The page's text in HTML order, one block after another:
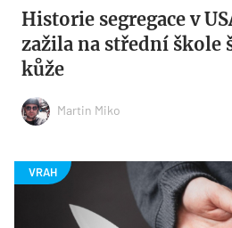
Historie segregace v
zažila na střední škole
kůže
Martin Miko